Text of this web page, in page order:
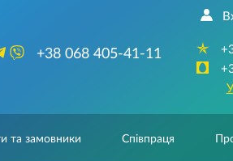
+38 068 405-41-11
та замовники Співпраця